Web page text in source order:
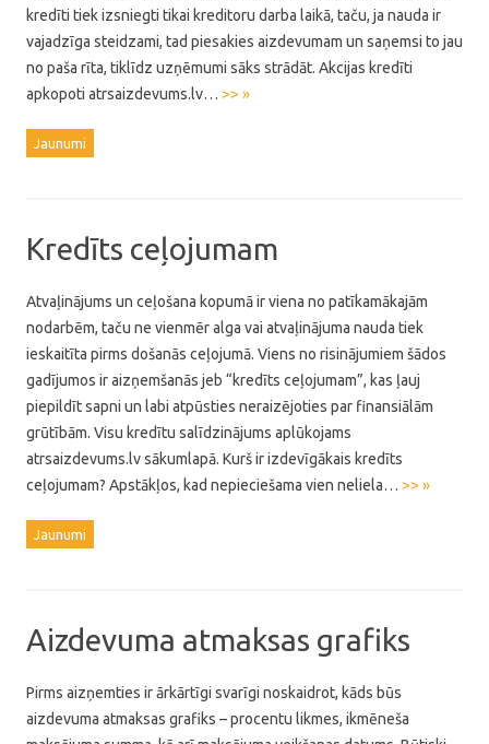
kredīti tiek izsniegti tikai kreditoru darba laikā, taču, ja nauda ir
vajadzīga steidzami, tad piesakies aizdevumam un saņemsi to jau
no paša rīta, tiklīdz uzņēmumi sāks strādāt. Akcijas kredīti
apkopoti atrsaizdevums.lv… >> »
Jaunumi
Kredīts ceļojumam
Atvaļinājums un ceļošana kopumā ir viena no patīkamākajām
nodarbēm, taču ne vienmēr alga vai atvaļinājuma nauda tiek
ieskaitīta pirms došanās ceļojumā. Viens no risinājumiem šādos
gadījumos ir aizņemšanās jeb “kredīts ceļojumam”, kas ļauj
piepildīt sapni un labi atpūsties neraizējoties par finansiālām
grūtībām. Visu kredītu salīdzinājums aplūkojams
atrsaizdevums.lv sākumlapā. Kurš ir izdevīgākais kredīts
ceļojumam? Apstākļos, kad nepieciešama vien neliela… >> »
Jaunumi
Aizdevuma atmaksas grafiks
Pirms aizņemties ir ārkārtīgi svarīgi noskaidrot, kāds būs
aizdevuma atmaksas grafiks – procentu likmes, ikmēneša